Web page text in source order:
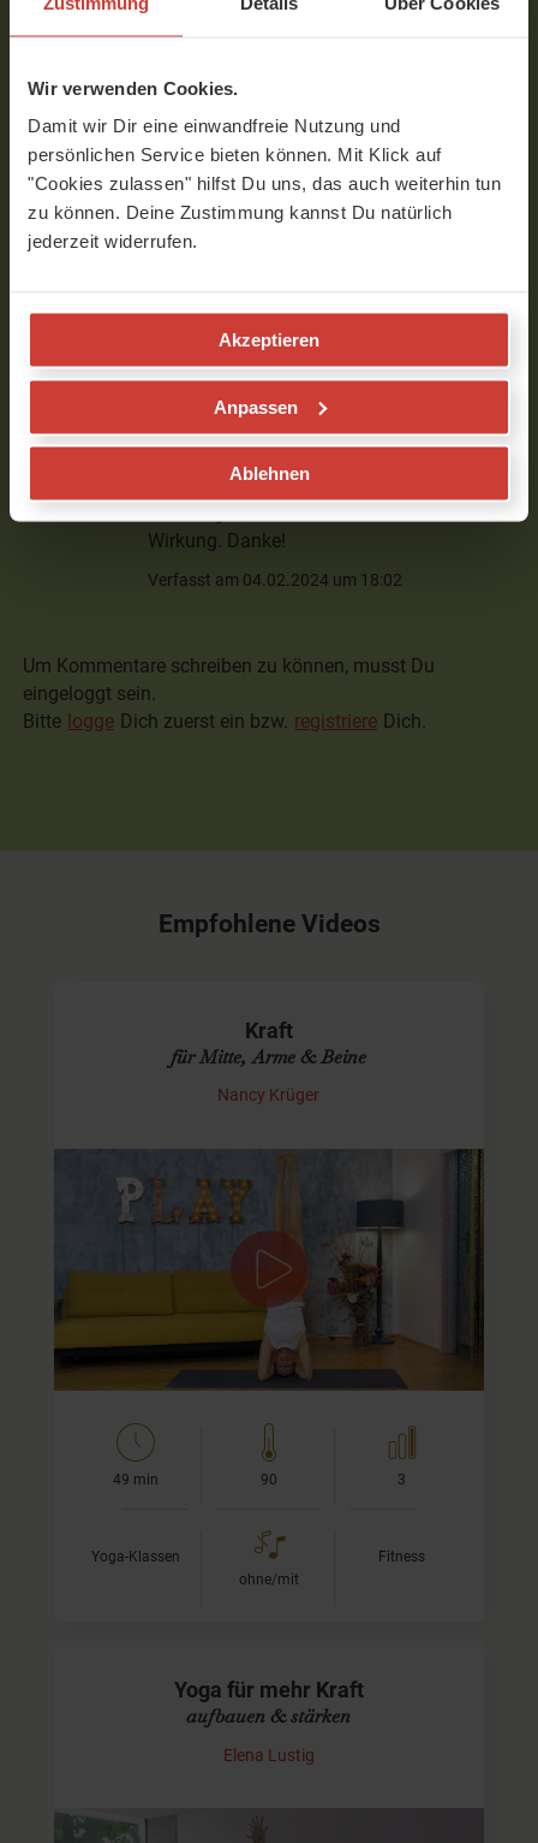
Wir verwenden Cookies.
Damit wir Dir eine einwandfreie Nutzung und
persönlichen Service bieten können. Mit Klick auf
"Cookies zulassen" hilfst Du uns, das auch weiterhin tun
zu können. Deine Zustimmung kannst Du natürlich
jederzeit widerrufen.
Akzeptieren
Anpassen
Ablehnen
Maria
Ich fand manche Übergänge nicht ganz so
vielleicht braut es nur einige
Wiederholungen des Videos. Sonst ist die
Sequenz angenehm ruhig und doch
Verfasst am 14.02.2024 um 08:48
Angela
Balance zu struggeln. Ruhig und fordernd
Wirkung. Danke!
Verfasst am 04.02.2024 um 18:02
Um Kommentare schreiben zu können, musst Du
eingeloggt sein.
Bitte logge Dich zuerst ein bzw. registriere Dich.
Empfohlene Videos
Kraft
für Mitte, Arme & Beine
Nancy Krüger
Ganzkörpertraining für Fortgeschrittene
Dieses Video ist für Dich, wenn Du Deinen kompletten
Körper trainieren und dabei so richtig ins Schwitzen
kommen möchtest.
In dieser Klasse praktizieren wir…
49 min 90 3
Yoga-Klassen
ohne/mit
Fitness
Yoga für mehr Kraft
aufbauen & stärken
Elena Lustig